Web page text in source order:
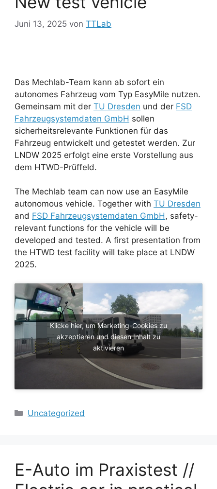
Juni 13, 2025 von TTLab
Das Mechlab-Team kann ab sofort ein
autonomes Fahrzeug vom Typ EasyMile nutzen.
Gemeinsam mit der TU Dresden und der FSD
Fahrzeugsystemdaten GmbH sollen
sicherheitsrelevante Funktionen für das
Fahrzeug entwickelt und getestet werden. Zur
LNDW 2025 erfolgt eine erste Vorstellung aus
dem HTWD-Prüffeld.
The Mechlab team can now use an EasyMile
autonomous vehicle. Together with TU Dresden
and FSD Fahrzeugsystemdaten GmbH, safety-
relevant functions for the vehicle will be
developed and tested. A first presentation from
the HTWD test facility will take place at LNDW
2025.
Klicke hier, um Marketing-Cookies zu
akzeptieren und diesen Inhalt zu
aktivieren
Kategorien
Uncategorized
E-Auto im Praxistest //